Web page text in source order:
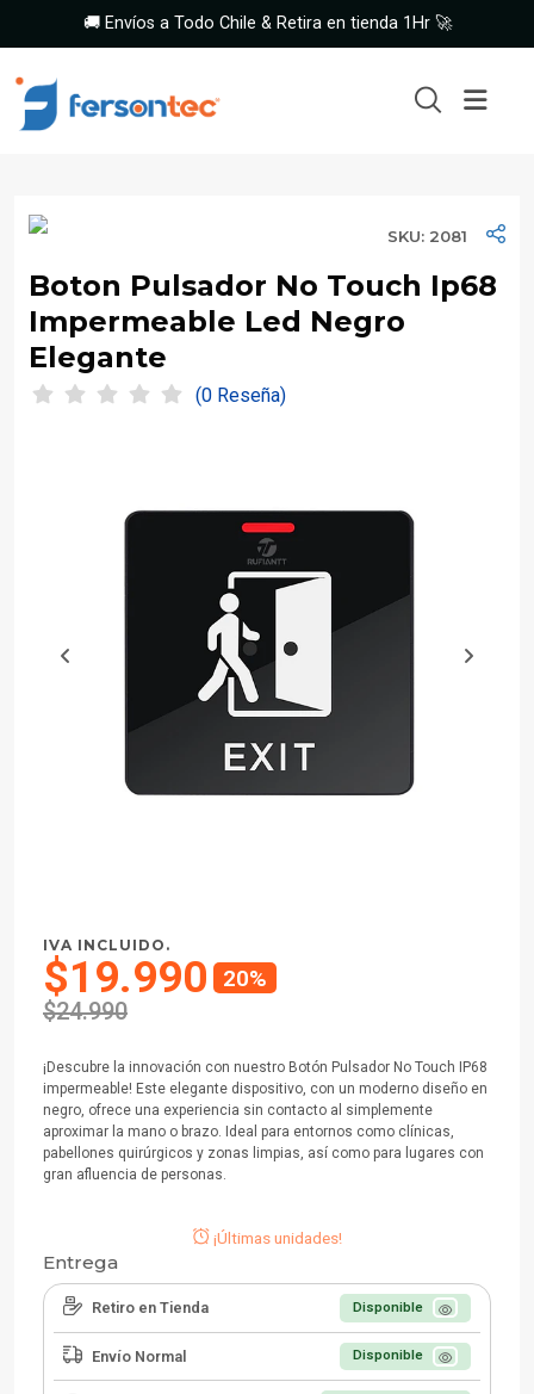
🚚 Envíos a Todo Chile & Retira en tienda 1Hr 🚀
SKU: 2081
Boton Pulsador No Touch Ip68
Impermeable Led Negro
Elegante
(0 Reseña)
IVA INCLUIDO.
$19.990
$24.990
20%
¡Descubre la innovación con nuestro Botón Pulsador No Touch IP68
impermeable! Este elegante dispositivo, con un moderno diseño en
negro, ofrece una experiencia sin contacto al simplemente
aproximar la mano o brazo. Ideal para entornos como clínicas,
pabellones quirúrgicos y zonas limpias, así como para lugares con
gran afluencia de personas.
¡Últimas unidades!
Entrega
Retiro en Tienda Disponible
Envío Normal Disponible